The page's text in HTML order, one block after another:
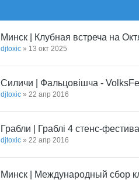
Минск | Клубная встреча на
djtoxic » 13 окт 2025
Силичи | Фальцовiшча -
djtoxic » 22 апр 2016
Грабли | Граблi 4 стенс-
djtoxic » 22 апр 2016
Минск | Международный сбор